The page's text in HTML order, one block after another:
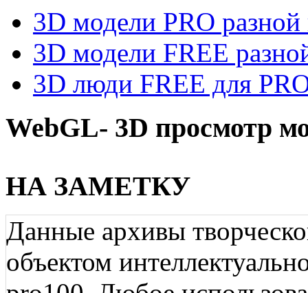
3D модели PRO разной
3D модели FREE
3D люди FREE для
WebGL- 3D просмотр
НА ЗАМЕТКУ
Данные архивы
объектом